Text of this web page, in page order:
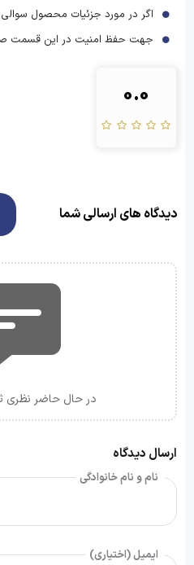
اگر در مورد جزئیات محصول سوالی
جهت حفظ امنیت در این قسمت
0.0
دیدگاه های ارسالی شما
در حال حاضر
ارسال دیدگاه
نام و نام خانوادگی
ایمیل (اختیاری)